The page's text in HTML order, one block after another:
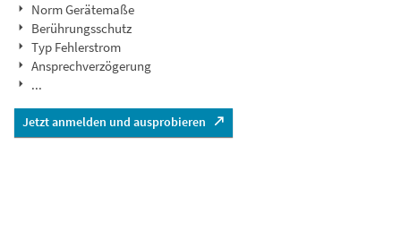
Norm Gerätemaße
Berührungsschutz
Typ Fehlerstrom
Ansprechverzögerung
...
Jetzt anmelden und ausprobieren